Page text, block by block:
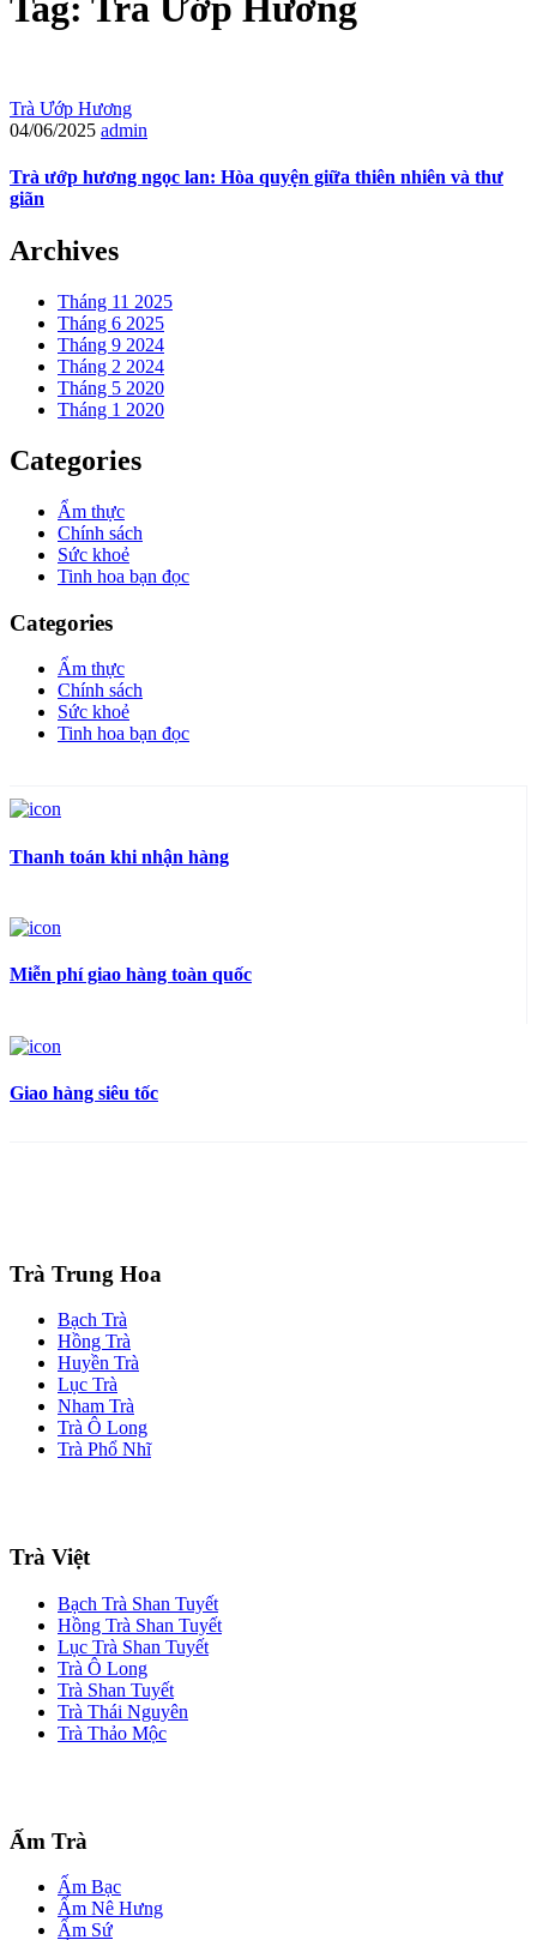
Tag: Trà Ướp Hương
Trà Ướp Hương
04/06/2025 admin
Trà ướp hương ngọc lan: Hòa quyện giữa thiên nhiên và thư
giãn
Archives
Tháng 11 2025
Tháng 6 2025
Tháng 9 2024
Tháng 2 2024
Tháng 5 2020
Tháng 1 2020
Categories
Ẩm thực
Chính sách
Sức khoẻ
Tinh hoa bạn đọc
Categories
Ẩm thực
Chính sách
Sức khoẻ
Tinh hoa bạn đọc
Thanh toán khi nhận hàng
Miễn phí giao hàng toàn quốc
Giao hàng siêu tốc
Trà Trung Hoa
Bạch Trà
Hồng Trà
Huyền Trà
Lục Trà
Nham Trà
Trà Ô Long
Trà Phổ Nhĩ
Trà Việt
Bạch Trà Shan Tuyết
Hồng Trà Shan Tuyết
Lục Trà Shan Tuyết
Trà Ô Long
Trà Shan Tuyết
Trà Thái Nguyên
Trà Thảo Mộc
Ấm Trà
Ấm Bạc
Ấm Nê Hưng
Ấm Sứ